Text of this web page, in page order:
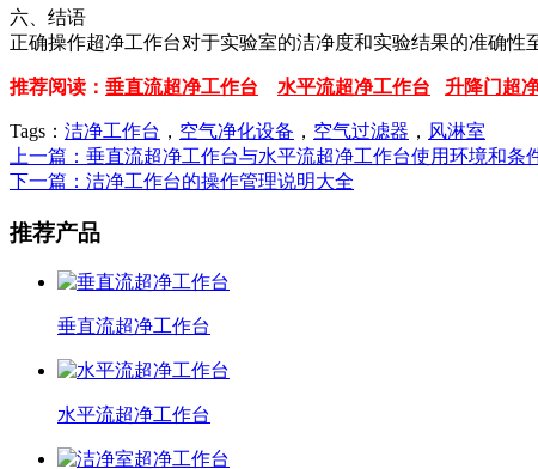
六、结语
正确操作超净工作台对于实验室的洁净度和实验结果的准确
推荐阅读： 垂直流超净工作台 水平流超净工作台 升降门超
Tags： 洁净工作台 ， 空气净化设备 ， 空气过滤器 ， 风淋室
上一篇：垂直流超净工作台与水平流超净工作台使用环境和条
下一篇：洁净工作台的操作管理说明大全
推荐产品
垂直流超净工作台
水平流超净工作台